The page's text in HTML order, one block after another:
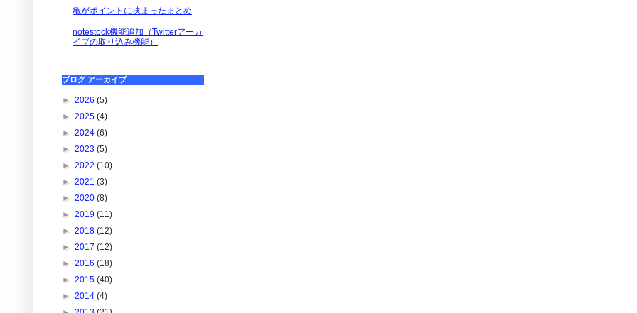
亀がポイントに挟まったまとめ
notestock機能追加（Twitterアーカ
イブの取り込み機能）
ブログ アーカイブ
► 2026 (5)
► 2025 (4)
► 2024 (6)
► 2023 (5)
► 2022 (10)
► 2021 (3)
► 2020 (8)
► 2019 (11)
► 2018 (12)
► 2017 (12)
► 2016 (18)
► 2015 (40)
► 2014 (4)